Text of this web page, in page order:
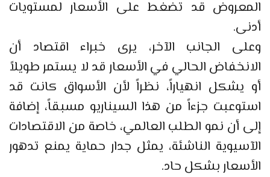
المعروض قد تضغط على الأسعار لمستويات
أدنى.
وعلى الجانب الآخر، يرى خبراء اقتصاد أن
الانخفاض الحالي في الأسعار قد لا يستمر طويلاً
أو يشكل انهياراً، نظراً لأن الأسواق كانت قد
استوعبت جزءاً من هذا السيناريو مسبقاً، إضافة
إلى أن نمو الطلب العالمي، خاصة من الاقتصادات
الآسيوية الناشئة، يمثل جدار حماية يمنع تدهور
الأسعار بشكل حاد.